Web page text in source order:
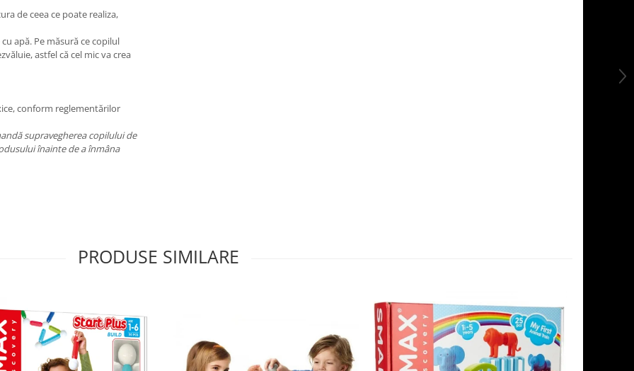
de ceea ce poate realiza,
apă. Pe măsură ce copilul
astfel că cel mic va crea
conform reglementărilor
supravegherea copilului de
înainte de a înmâna
PRODUSE SIMILARE